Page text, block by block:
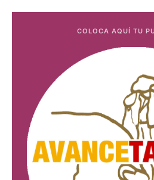
COLOCA AQUÍ TU